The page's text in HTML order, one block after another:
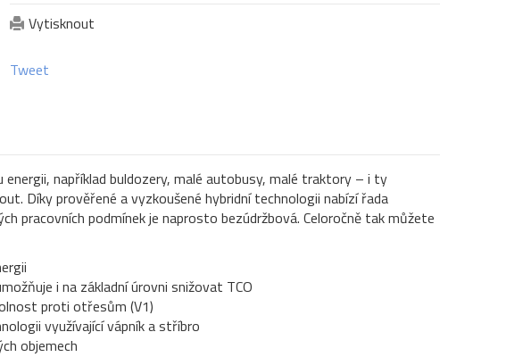
Vytisknout
Tweet
například buldozery, malé autobusy, malé traktory – i ty
Díky prověřené a vyzkoušené hybridní technologii nabízí řada
pracovních podmínek je naprosto bezúdržbová. Celoročně tak můžete
i na základní úrovni snižovat TCO
proti otřesům (V1)
využívající vápník a stříbro
objemech